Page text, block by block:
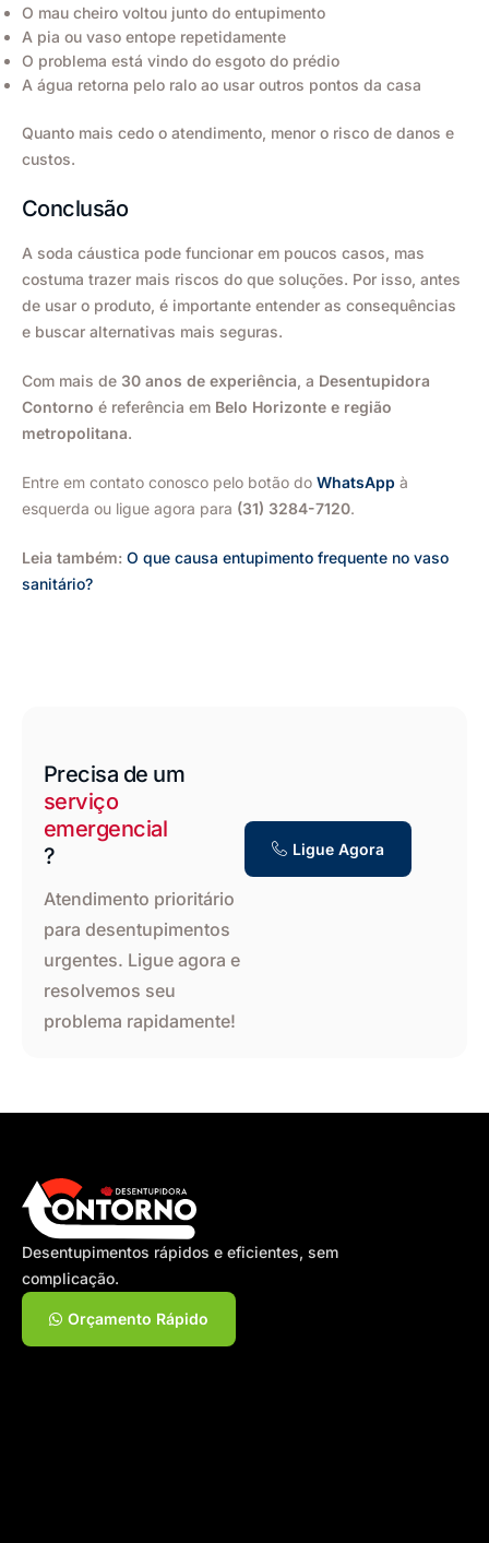
O mau cheiro voltou junto do entupimento
A pia ou vaso entope repetidamente
O problema está vindo do esgoto do prédio
A água retorna pelo ralo ao usar outros pontos da casa
Quanto mais cedo o atendimento, menor o risco de danos e
custos.
Conclusão
A soda cáustica pode funcionar em poucos casos, mas
costuma trazer mais riscos do que soluções. Por isso, antes
de usar o produto, é importante entender as consequências
e buscar alternativas mais seguras.
Com mais de 30 anos de experiência, a Desentupidora
Contorno é referência em Belo Horizonte e região
metropolitana.
Entre em contato conosco pelo botão do WhatsApp à
esquerda ou ligue agora para (31) 3284-7120.
Leia também: O que causa entupimento frequente no vaso
sanitário?
Precisa de um
serviço
emergencial
?
Atendimento prioritário
para desentupimentos
urgentes. Ligue agora e
resolvemos seu
problema rapidamente!
Ligue Agora
Desentupimentos rápidos e eficientes, sem
complicação.
Orçamento Rápido